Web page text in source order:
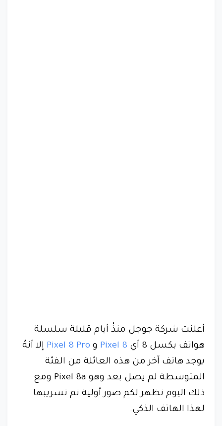
أعلنت شركة جوجل منذُ أيام قليلة سلسلة
هواتف بكسل 8 أي
Pixel 8 و Pixel 8 Pro إلا أنهُ
يوجد هاتف آخر من هذه العائلة من الفئة
المتوسطة لم يصل بعد وهو Pixel 8a ومع
ذلك اليوم نظهر لكم صور أولية تم تسريبها
لهذا الهاتف الذكي.